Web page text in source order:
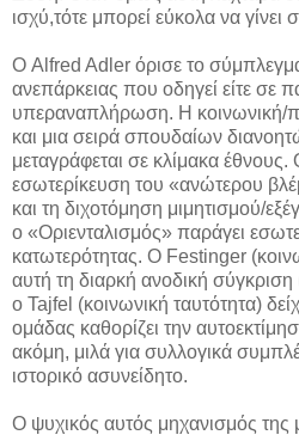
ισχύ,τότε μπορεί εύκολα να γίνει
Ο Alfred Adler όρισε το
ανεπάρκειας που οδηγεί είτε σε
υπεραναπλήρωση. Η κοινωνική/
και μια σειρά σπουδαίων
μεταγράφεται σε κλίμακα
εσωτερίκευση του «ανώτερου
και τη διχοτόμηση μιμητισμού/
ο «Οριενταλισμός» παράγει
κατωτερότητας. Ο Festinger
αυτή τη διαρκή ανοδική
ο Tajfel (κοινωνική ταυτότητα)
ομάδας καθορίζει την
ακόμη, μιλά για συλλογικά
ιστορικό ασυνείδητο.
Ο ψυχικός αυτός μηχανισμός της